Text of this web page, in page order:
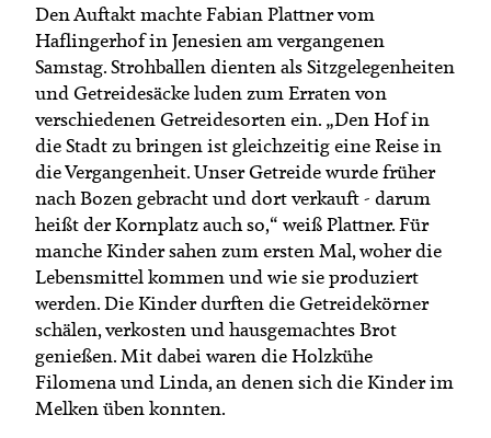
Den Auftakt machte Fabian Plattner vom
Haflingerhof in Jenesien am vergangenen
Samstag. Strohballen dienten als Sitzgelegenheiten
und Getreidesäcke luden zum Erraten von
verschiedenen Getreidesorten ein. „Den Hof in
die Stadt zu bringen ist gleichzeitig eine Reise in
die Vergangenheit. Unser Getreide wurde früher
nach Bozen gebracht und dort verkauft - darum
heißt der Kornplatz auch so,“ weiß Plattner. Für
manche Kinder sahen zum ersten Mal, woher die
Lebensmittel kommen und wie sie produziert
werden. Die Kinder durften die Getreidekörner
schälen, verkosten und hausgemachtes Brot
genießen. Mit dabei waren die Holzkühe
Filomena und Linda, an denen sich die Kinder im
Melken üben konnten.